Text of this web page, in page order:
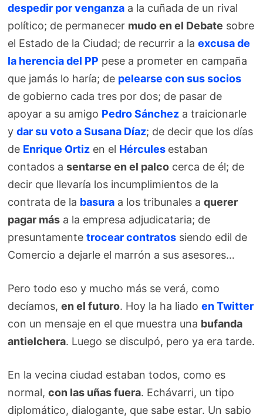
despedir por venganza a la cuñada de un rival
político; de permanecer mudo en el Debate sobre
el Estado de la Ciudad; de recurrir a laexcusa de
la herencia del PP pese a prometer en campaña
que jamás lo haría; de pelearse con sus socios
de gobierno cada tres por dos; de pasar de
apoyar a su amigo Pedro Sánchez a traicionarle
ydar su voto a Susana Díaz; de decir que los días
de Enrique Ortiz en el Hércules estaban
contados asentarse en el palco cerca de él; de
decir que llevaría los incumplimientos de la
contrata de la basura a los tribunales aquerer
pagar más a la empresa adjudicataria; de
presuntamentetrocear contratos siendo edil de
Comercio a dejarle el marrón a sus asesores…
Pero todo eso y mucho más se verá, como
decíamos,en el futuro. Hoy la ha liadoen Twitter
con un mensaje en el que muestra una bufanda
antielchera. Luego se disculpó, pero ya era tarde.
En la vecina ciudad estaban todos, como es
normal,con las uñas fuera. Echávarri, un tipo
diplomático, dialogante, que sabe estar. Un sabio